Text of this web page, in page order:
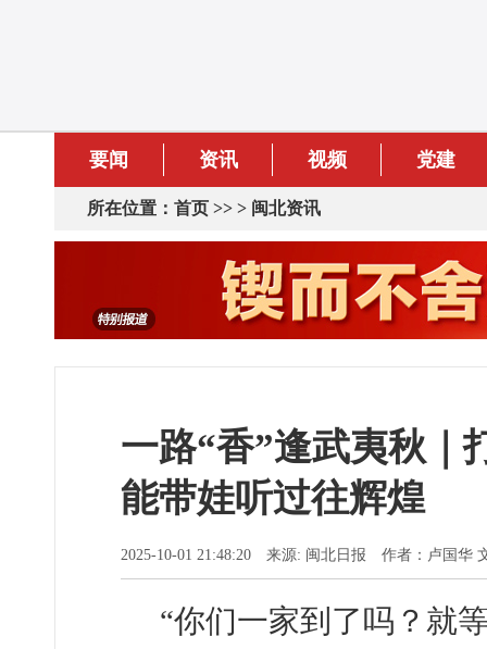
要闻 资讯 视频 党建
所在位置： 首页 >> > 闽北资讯
一路“香”逢武夷秋｜
能带娃听过往辉煌
2025-10-01 21:48:20 来源: 闽北日报 作者：卢国华
“你们一家到了吗？就